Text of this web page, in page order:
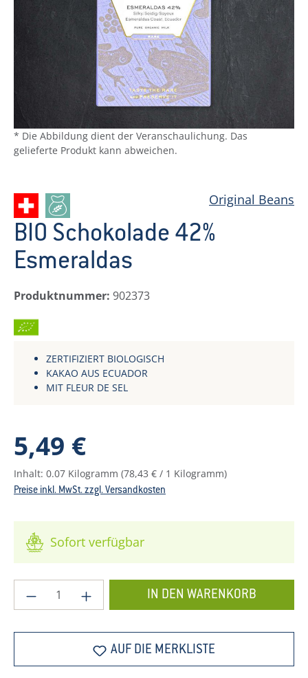
* Die Abbildung dient der Veranschaulichung. Das
gelieferte Produkt kann abweichen.
Original Beans
BIO Schokolade 42%
Esmeraldas
Produktnummer: 902373
ZERTIFIZIERT BIOLOGISCH
KAKAO AUS ECUADOR
MIT FLEUR DE SEL
Regulärer Preis:
5,49 €
Inhalt: 0.07 Kilogramm (78,43 € / 1 Kilogramm)
Preise inkl. MwSt. zzgl. Versandkosten
Sofort verfügbar
Produkt Anzahl: Gib den gewünschten
IN DEN WARENKORB
AUF DIE MERKLISTE